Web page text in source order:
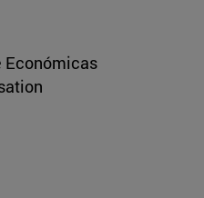
Económicas